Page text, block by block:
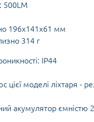
500LM
196x141x61 мм
314 г
IP44
цієї моделі ліхтаря -
акумулятор ємністю